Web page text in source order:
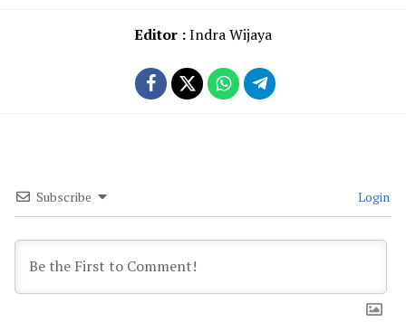
Editor :Indra Wijaya
Subscribe Login